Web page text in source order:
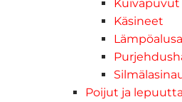
Kuivapuvut
Käsineet
Poijut ja